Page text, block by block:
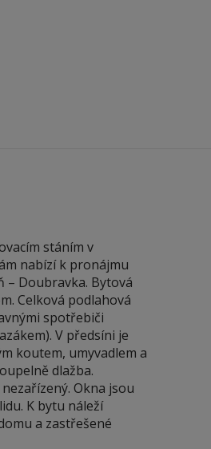
stáním v
nabízí k pronájmu
– Doubravka. Bytová
Celková podlahová
spotřebiči
V předsíni je
koutem, umyvadlem a
dlažba.
Okna jsou
K bytu náleží
a zastřešené